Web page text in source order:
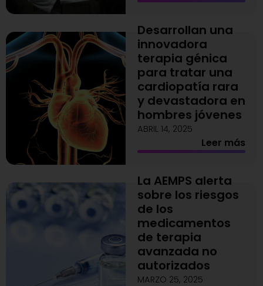
Desarrollan una
innovadora
terapia génica
para tratar una
cardiopatía rara
y devastadora en
hombres jóvenes
ABRIL 14, 2025
Leer más
La AEMPS alerta
sobre los riesgos
de los
medicamentos
de terapia
avanzada no
autorizados
MARZO 25, 2025